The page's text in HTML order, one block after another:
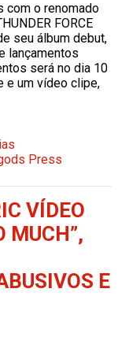
com o renomado
FORCE
seu álbum debut,
lançamentos
será no dia 10
e um vídeo clipe,
Press
VÍDEO
MUCH”,
E